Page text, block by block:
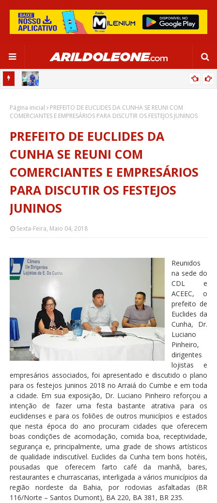
SALVADOR
Página inicial
PREFEITO DE EUCLIDES DA CUNHA SE REUNI COM
COMERCIANTES E EMPRESÁRIOS PARA DISCUTIR OS FESTEJOS JUNINOS
PREFEITO DE EUCLIDES DA
CUNHA SE REUNI COM
COMERCIANTES E EMPRESÁRIOS
PARA DISCUTIR OS FESTEJOS
JUNINOS
Sexta-Feira, Maio 04, 2018
Reunidos
na sede do
CDL e
ACEEC, o
prefeito de
Euclides da
Cunha, Dr.
Luciano
Pinheiro,
dirigentes
lojistas e
empresários associados, foi apresentado e discutido o plano
para os festejos juninos 2018 no Arraiá do Cumbe e em toda
a cidade. Em sua exposição, Dr. Luciano Pinheiro reforçou a
intenção de fazer uma festa bastante atrativa para os
euclidenses e para os foliões de outros municípios e estados
que nesta época do ano procuram cidades que oferecem
boas condições de acomodação, comida boa, receptividade,
segurança e, principalmente, uma grade de shows artísticos
de qualidade indiscutível. Euclides da Cunha tem bons hotéis,
pousadas que oferecem farto café da manhã, bares,
restaurantes e churrascarias, interligada a vários municípios da
região nordeste da Bahia, por rodovias asfaltadas (BR
116/Norte – Santos Dumont), BA 220, BA 381, BR 235.